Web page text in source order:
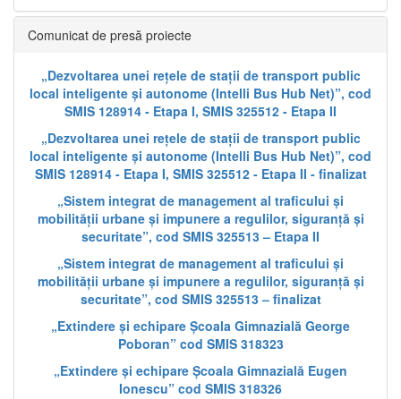
Comunicat de presă proiecte
„Dezvoltarea unei rețele de stații de transport public
local inteligente și autonome (Intelli Bus Hub Net)”, cod
SMIS 128914 - Etapa I, SMIS 325512 - Etapa II
„Dezvoltarea unei rețele de stații de transport public
local inteligente și autonome (Intelli Bus Hub Net)”, cod
SMIS 128914 - Etapa I, SMIS 325512 - Etapa II - finalizat
„Sistem integrat de management al traficului și
mobilității urbane și impunere a regulilor, siguranță și
securitate”, cod SMIS 325513 – Etapa II
„Sistem integrat de management al traficului și
mobilității urbane și impunere a regulilor, siguranță și
securitate”, cod SMIS 325513 – finalizat
„Extindere și echipare Școala Gimnazială George
Poboran” cod SMIS 318323
„Extindere și echipare Școala Gimnazială Eugen
Ionescu” cod SMIS 318326